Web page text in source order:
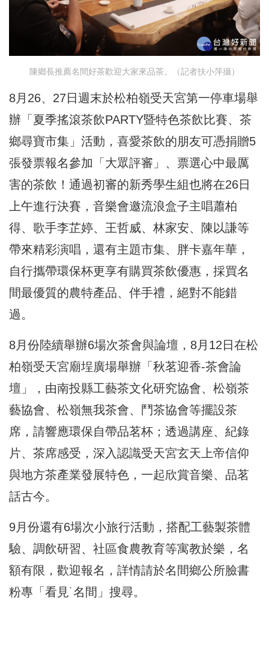
陳鄉長推薦名間好茶歡迎大家來品茶。（記者扶小萍攝）
8月26、27日週末於松柏嶺受天宮第一停車場舉
辦「夏季搖滾茶飲PARTY暨特色茶飲比賽、茶
鄉尋寶市集」活動，喜愛茶飲的朋友可憑捐贈5
張發票報名參加「大眾評審」、票選心中最厲
害的茶飲！通過初審的新秀學生組也將在26日
上午進行決賽，音樂會邀流浪盒子主唱蕭柏
得、歌手李芷婷、王哲威、林家安、陳以謙等
帶來精彩演唱，還有主題市集、胖卡嘉年華，
自行攜帶環保杯更享有購買茶飲優惠，採買名
間最優質的農特產品、伴手禮，絕對不能錯
過。
8月份陸續舉辦6場次茶會與論壇，8月12日在松
柏嶺受天宮廟埕廣場舉辦「秋茗迎香-茶會論
壇」，由南投縣工藝茶文化研究協會、松嶺茶
藝協會、松嶺無我茶會、鬥茶協會等擺設茶
席，請響應環保自帶品茗杯；透過講座、紀錄
片、茶席感受，深入認識受天宮玄天上帝信仰
與地方茶產業發展特色，一起欣賞音樂、品茗
話古今。
9月份還有6場次小旅行活動，搭配工藝製茶體
驗、調飲研習、社區食農教育等寓教於樂，名
額有限，歡迎報名，詳情請於名間鄉公所臉書
粉專「看見˙名間」搜尋。